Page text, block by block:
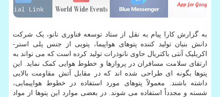
به گزارش کارا پیام به نقل از ستاد توسعه فناوری نانو، یک شرکت
دانش بنیان تولید کننده پتوهای هواپیما، پتویی از جنس پلی استر-
اکریلیک آنتی باکتریال حاوی نانوذرات تولید کرده است که می تواند به
ارتقای سلامت مسافران در پروازها و خطوط هوایی کمک نماید. این
پتوها بگونه ای طراحی شده اند که در مقابل آتش مقاومت بالایی
داشته باشند. معمولاً پتوهای مورد استفاده در خطوط هواپیمایی،
شسته و مجدداً استفاده می شوند. در بعضی موارد این پتوها از مواد